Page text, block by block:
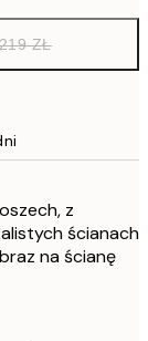
ZŁ
z
ścianach
na ścianę